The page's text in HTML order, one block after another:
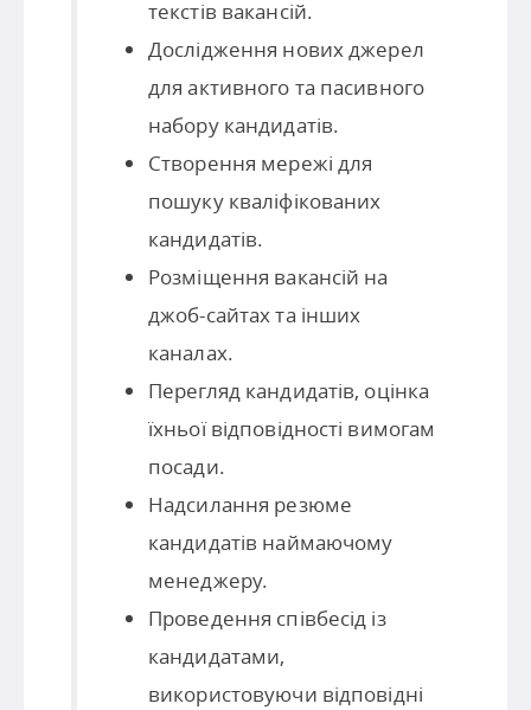
текстів вакансій.
Дослідження нових джерел
для активного та пасивного
набору кандидатів.
Створення мережі для
пошуку кваліфікованих
кандидатів.
Розміщення вакансій на
джоб-сайтах та інших
каналах.
Перегляд кандидатів, оцінка
їхньої відповідності вимогам
посади.
Надсилання резюме
кандидатів наймаючому
менеджеру.
Проведення співбесід із
кандидатами,
використовуючи відповідні